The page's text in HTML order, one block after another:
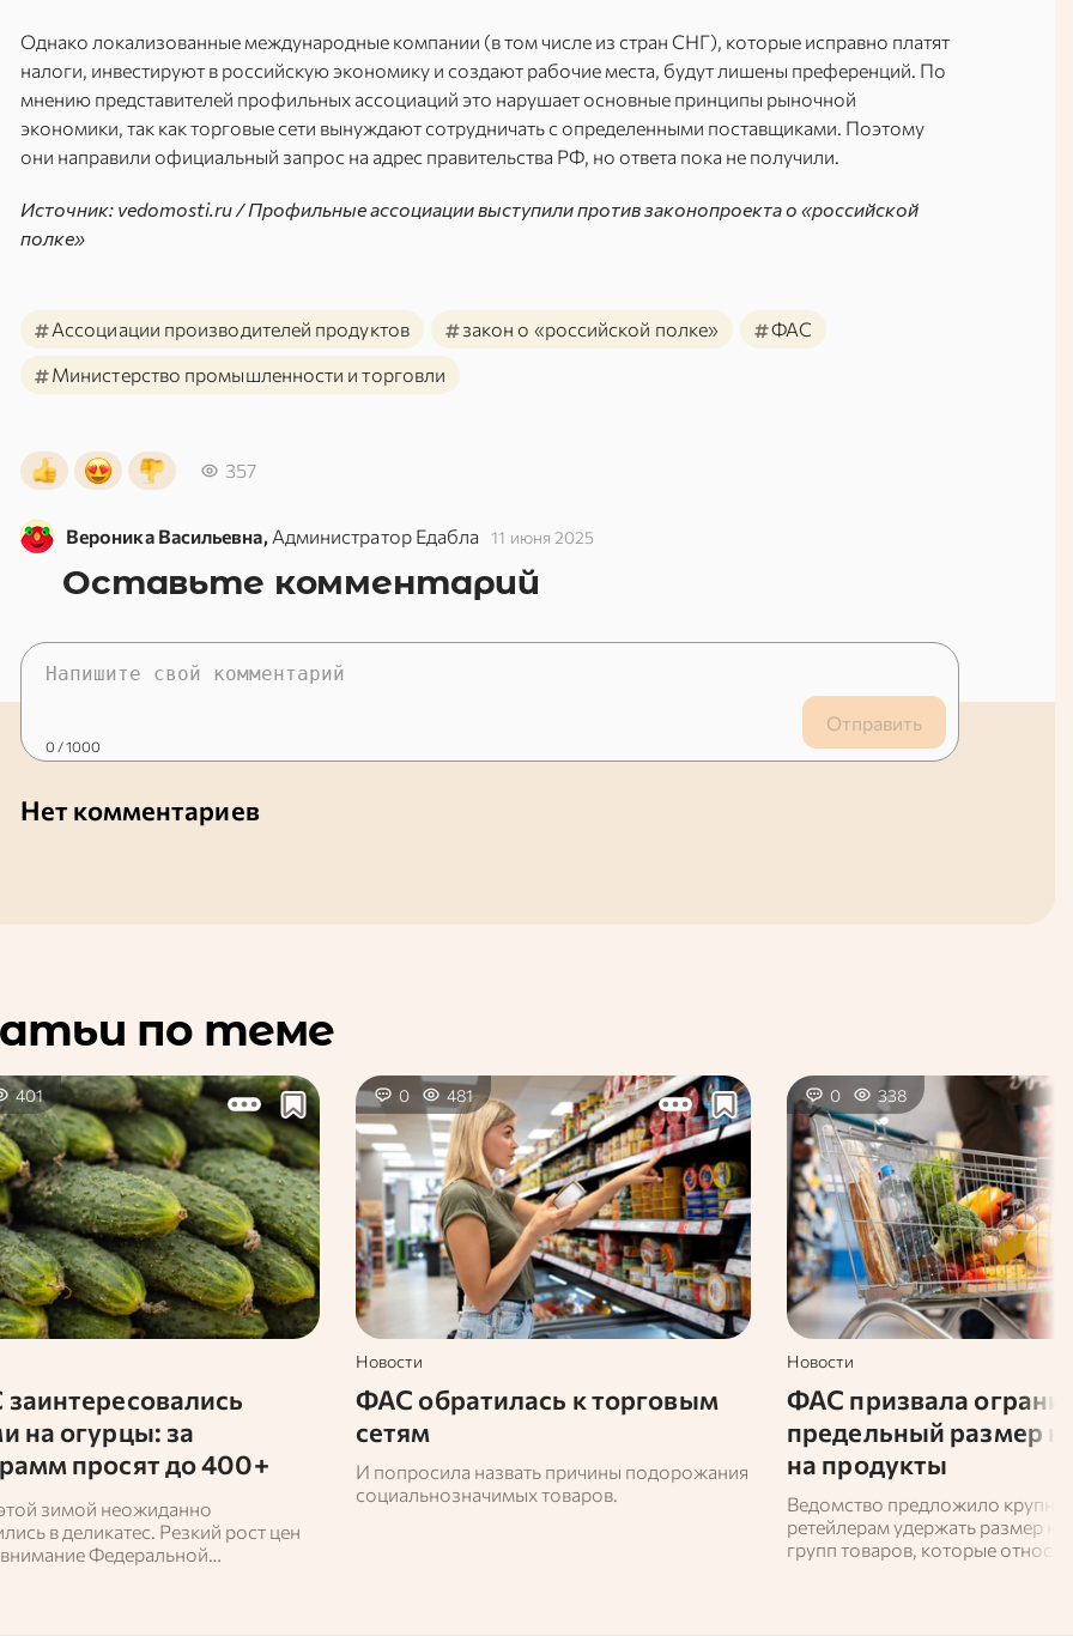
Однако локализованные международные компании (в том числе из стран СНГ), которые исправно платят
налоги, инвестируют в российскую экономику и создают рабочие места, будут лишены преференций. По
мнению представителей профильных ассоциаций это нарушает основные принципы рыночной
экономики, так как торговые сети вынуждают сотрудничать с определенными поставщиками. Поэтому
они направили официальный запрос на адрес правительства РФ, но ответа пока не получили.
Источник: vedomosti.ru / Профильные ассоциации выступили против законопроекта о «российской
полке»
#Ассоциации производителей продуктов #закон о «российской полке» #ФАС
#Министерство промышленности и торговли
357
Вероника Васильевна, Администратор Едабла 11 июня 2025
Оставьте комментарий
Отправить
0 / 1000
Нет комментариев
по теме
401
на огурцы: за
просят до 400+
зимой неожиданно
в деликатес. Резкий рост цен
Федеральной
0 481
Новости
ФАС обратилась к торговым
сетям
И попросила назвать причины подорожания
социальнозначимых товаров.
0 338
Новости
ФАС призвала
предельный размер
на продукты
Ведомство предложило
ретейлерам удержать размер
групп товаров, которые